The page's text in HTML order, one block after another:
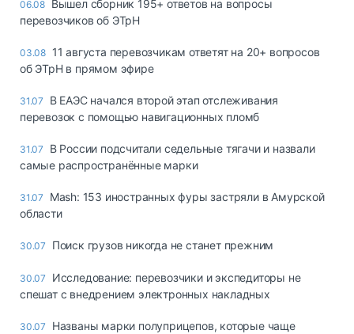
06.08
Вышел сборник 195+ ответов на вопросы
перевозчиков об ЭТрН
03.08 11 августа перевозчикам ответят на 20+ вопросов
об ЭТрН в прямом эфире
31.07
В ЕАЭС начался второй этап отслеживания
перевозок с помощью навигационных пломб
31.07
В России подсчитали седельные тягачи и назвали
самые распространённые марки
31.07
Mash: 153 иностранных фуры застряли в Амурской
области
30.07 Поиск грузов никогда не станет прежним
30.07
Исследование: перевозчики и экспедиторы не
спешат с внедрением электронных накладных
30.07
Названы марки полуприцепов, которые чаще